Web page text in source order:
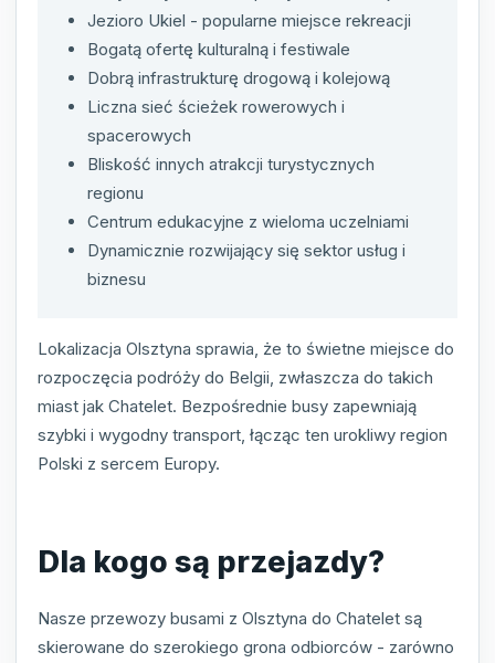
Jezioro Ukiel - popularne miejsce rekreacji
Bogatą ofertę kulturalną i festiwale
Dobrą infrastrukturę drogową i kolejową
Liczna sieć ścieżek rowerowych i
spacerowych
Bliskość innych atrakcji turystycznych
regionu
Centrum edukacyjne z wieloma uczelniami
Dynamicznie rozwijający się sektor usług i
biznesu
Lokalizacja Olsztyna sprawia, że to świetne miejsce do
rozpoczęcia podróży do Belgii, zwłaszcza do takich
miast jak Chatelet. Bezpośrednie busy zapewniają
szybki i wygodny transport, łącząc ten urokliwy region
Polski z sercem Europy.
Dla kogo są przejazdy?
Nasze przewozy busami z Olsztyna do Chatelet są
skierowane do szerokiego grona odbiorców - zarówno